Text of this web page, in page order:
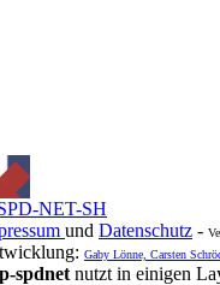
NET-SH
und Datenschutz -
Gaby Lönne, Carsten
spdnet nutzt in einigen